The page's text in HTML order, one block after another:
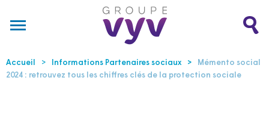
Accueil Informations Partenaires sociaux
Mémento social
2024 : retrouvez tous les chiffres clés de la protection sociale